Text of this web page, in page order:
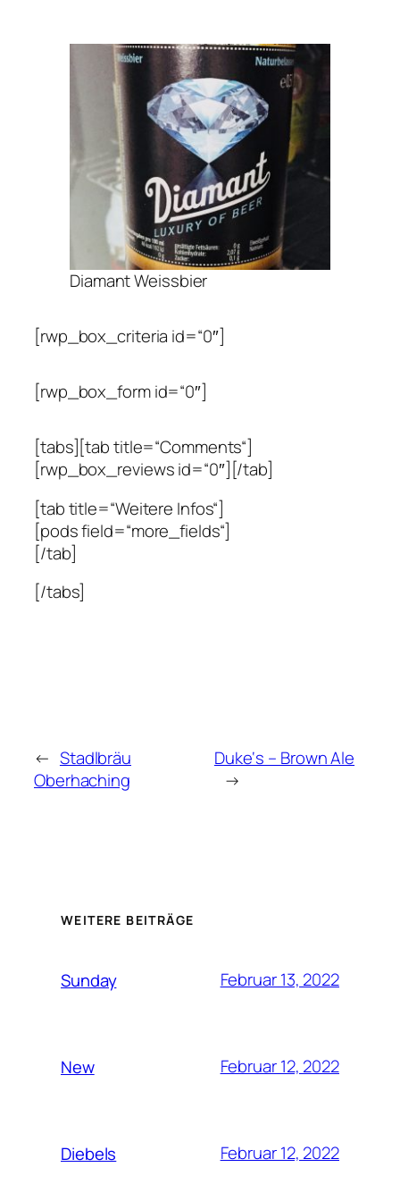
Diamant Weissbier
[rwp_box_criteria id=“0″]
[rwp_box_form id=“0″]
[tabs][tab title=“Comments“]
[rwp_box_reviews id=“0″][/tab]
[tab title=“Weitere Infos“]
[pods field=“more_fields“]
[/tab]
[/tabs]
← Stadlbräu
Oberhaching
Duke‘s – Brown Ale
→
WEITERE BEITRÄGE
Sunday Februar 13, 2022
New Februar 12, 2022
Diebels Februar 12, 2022